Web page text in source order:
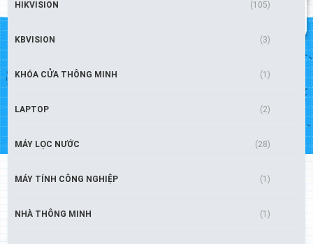
HIKVISION (105)
KBVISION (3)
KHÓA CỬA THÔNG MINH (1)
LAPTOP (2)
MÁY LỌC NƯỚC (28)
MÁY TÍNH CÔNG NGHIỆP (1)
NHÀ THÔNG MINH (1)